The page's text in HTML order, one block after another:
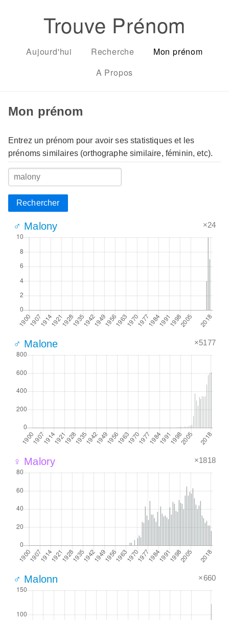
Trouve Prénom
Aujourd'hui Recherche
Mon prénom
A Propos
Mon prénom
Entrez un prénom pour avoir ses statistiques et les
prénoms similaires (orthographe similaire, féminin, etc).
Rechercher
♂ Malony ×24
♂ Malone ×5177
♀ Malory ×1818
♂ Malonn ×660